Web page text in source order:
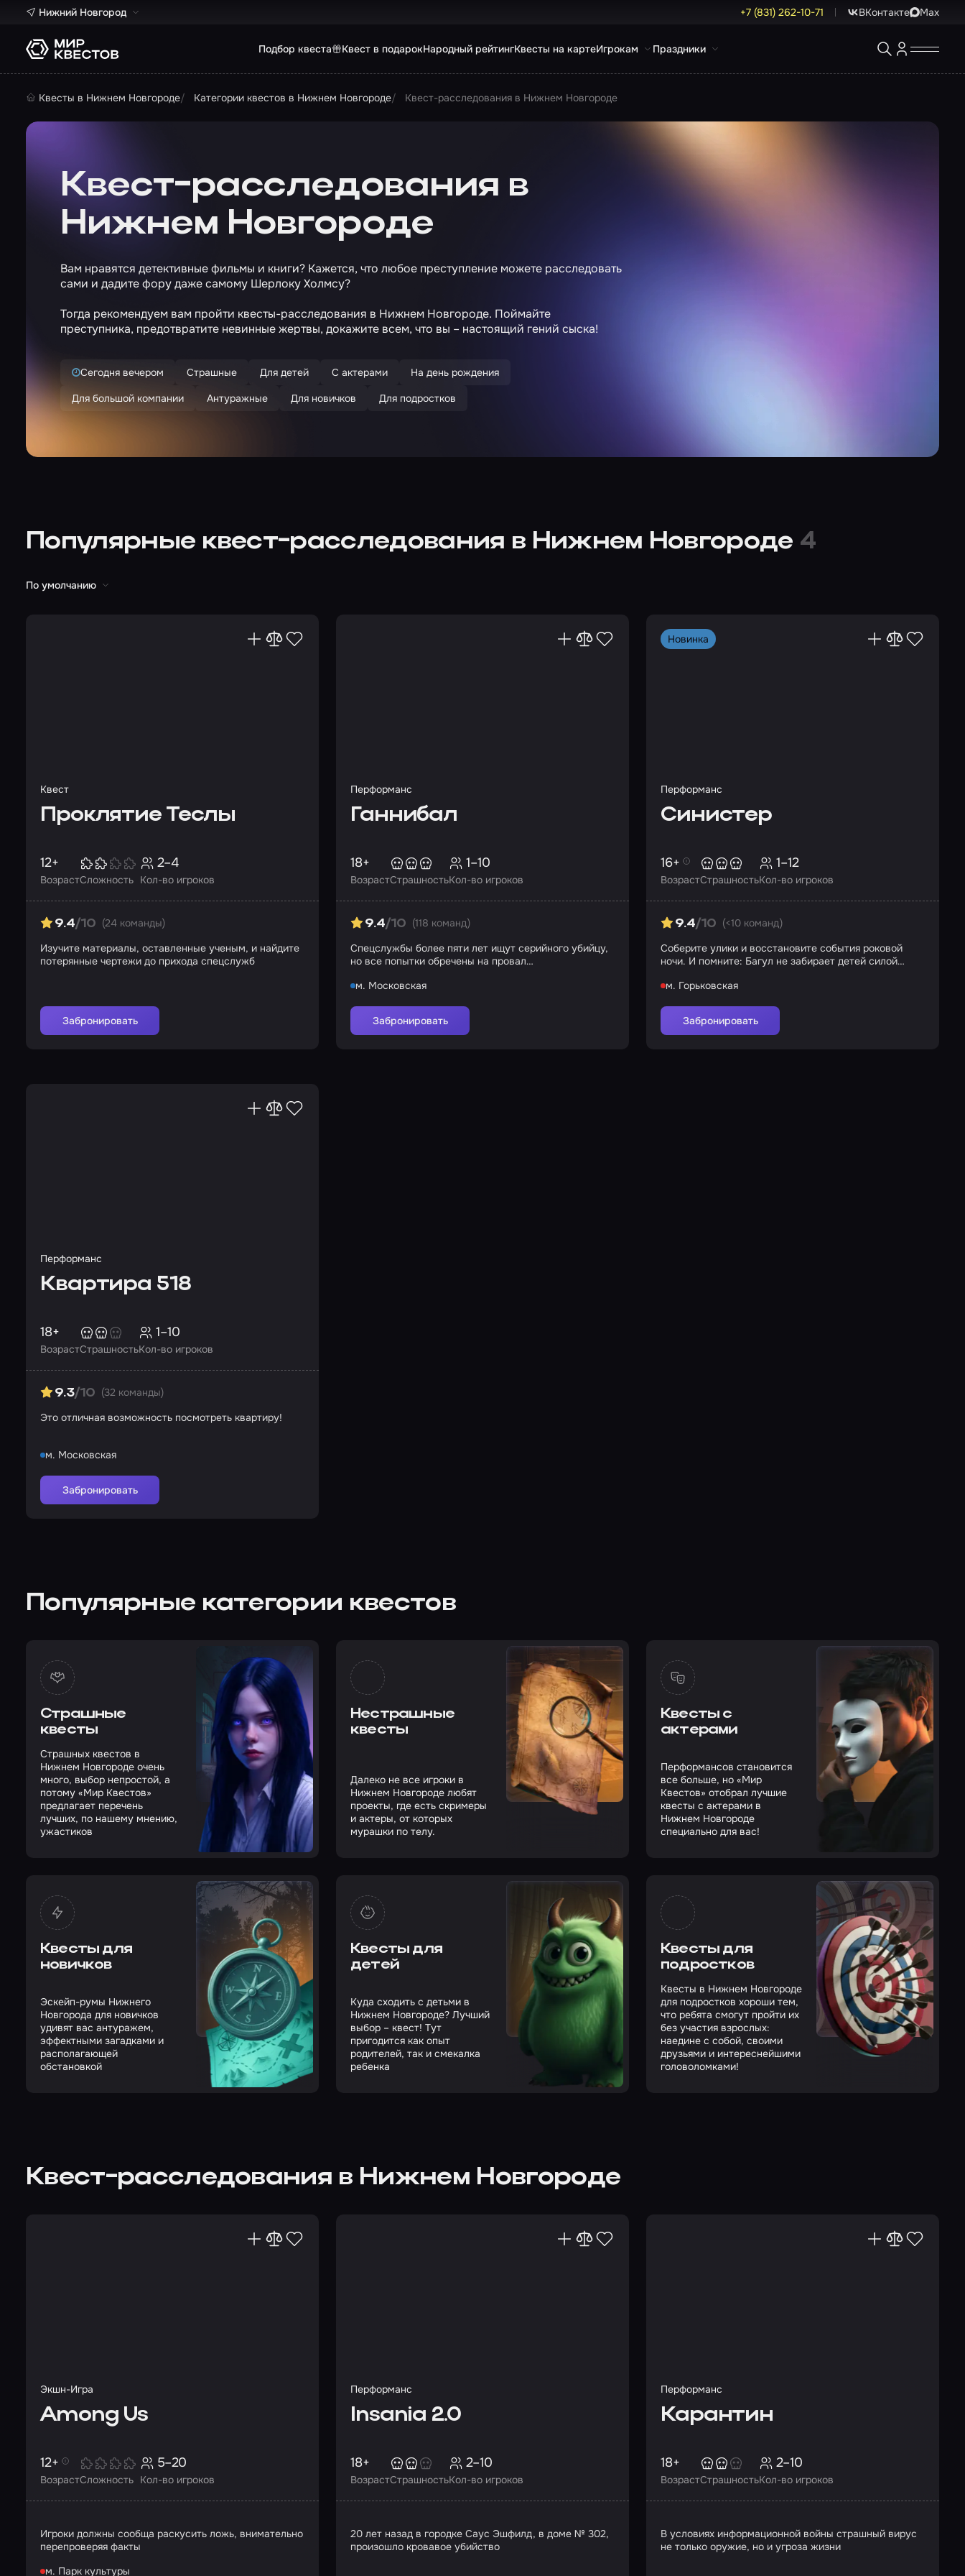
Нижний Новгород +7 (831) 262-10-71 ВКонтакте Max
Подбор квеста Квест в подарокНародный рейтингКвесты на картеИгрокам Праздники
Квесты в Нижнем Новгороде Категории квестов в Нижнем Новгороде Квест-расследования в Нижнем Новгороде
Квест-расследования в
Нижнем Новгороде
Вам нравятся детективные фильмы и книги? Кажется, что любое преступление можете расследовать
сами и дадите фору даже самому Шерлоку Холмсу?
Тогда рекомендуем вам пройти квесты-расследования в Нижнем Новгороде. Поймайте
преступника, предотвратите невинные жертвы, докажите всем, что вы – настоящий гений сыска!
Сегодня вечером Страшные Для детей С актерами
На день рождения
Для большой компании
Антуражные Для новичков Для подростков
Популярные квест-расследования в Нижнем Новгороде 4
По умолчанию
Квест
Проклятие Теслы
Возраст
12+
Сложность Кол-во игроков
2–4
9.4/10 (24 команды)
Изучите материалы, оставленные ученым, и найдите
потерянные чертежи до прихода спецслужб
Забронировать
Перформанс
Ганнибал
Возраст
18+
СтрашностьКол-во игроков
1–10
9.4/10 (118 команд)
Спецслужбы более пяти лет ищут серийного убийцу,
но все попытки обречены на провал…
м. Московская
Забронировать
Новинка
Перформанс
Синистер
Возраст
16+
СтрашностьКол-во игроков
1–12
9.4/10 (<10 команд)
Соберите улики и восстановите события роковой
ночи. И помните: Багул не забирает детей силой…
м. Горьковская
Забронировать
Перформанс
Квартира 518
Возраст
18+
СтрашностьКол-во игроков
1–10
9.3/10 (32 команды)
Это отличная возможность посмотреть квартиру!
м. Московская
Забронировать
Популярные категории квестов
Страшные
квесты
Страшных квестов в
Нижнем Новгороде очень
много, выбор непростой, а
потому «Мир Квестов»
предлагает перечень
лучших, по нашему мнению,
ужастиков
Нестрашные
квесты
Далеко не все игроки в
Нижнем Новгороде любят
проекты, где есть скримеры
и актеры, от которых
мурашки по телу.
Квесты с
актерами
Перформансов становится
все больше, но «Мир
Квестов» отобрал лучшие
квесты с актерами в
Нижнем Новгороде
специально для вас!
Квесты для
новичков
Эскейп-румы Нижнего
Новгорода для новичков
удивят вас антуражем,
эффектными загадками и
располагающей
обстановкой
Квесты для
детей
Куда сходить с детьми в
Нижнем Новгороде? Лучший
выбор – квест! Тут
пригодится как опыт
родителей, так и смекалка
ребенка
Квесты для
подростков
Квесты в Нижнем Новгороде
для подростков хороши тем,
что ребята смогут пройти их
без участия взрослых:
наедине с собой, своими
друзьями и интереснейшими
головоломками!
Квест-расследования в Нижнем Новгороде
Экшн-Игра
Among Us
Возраст
12+
Сложность Кол-во игроков
5–20
Игроки должны сообща раскусить ложь, внимательно
перепроверяя факты
м. Парк культуры
Перформанс
Insania 2.0
Возраст
18+
СтрашностьКол-во игроков
2–10
20 лет назад в городке Саус Эшфилд, в доме № 302,
произошло кровавое убийство
Перформанс
Карантин
Возраст
18+
СтрашностьКол-во игроков
2–10
В условиях информационной войны страшный вирус
не только оружие, но и угроза жизни